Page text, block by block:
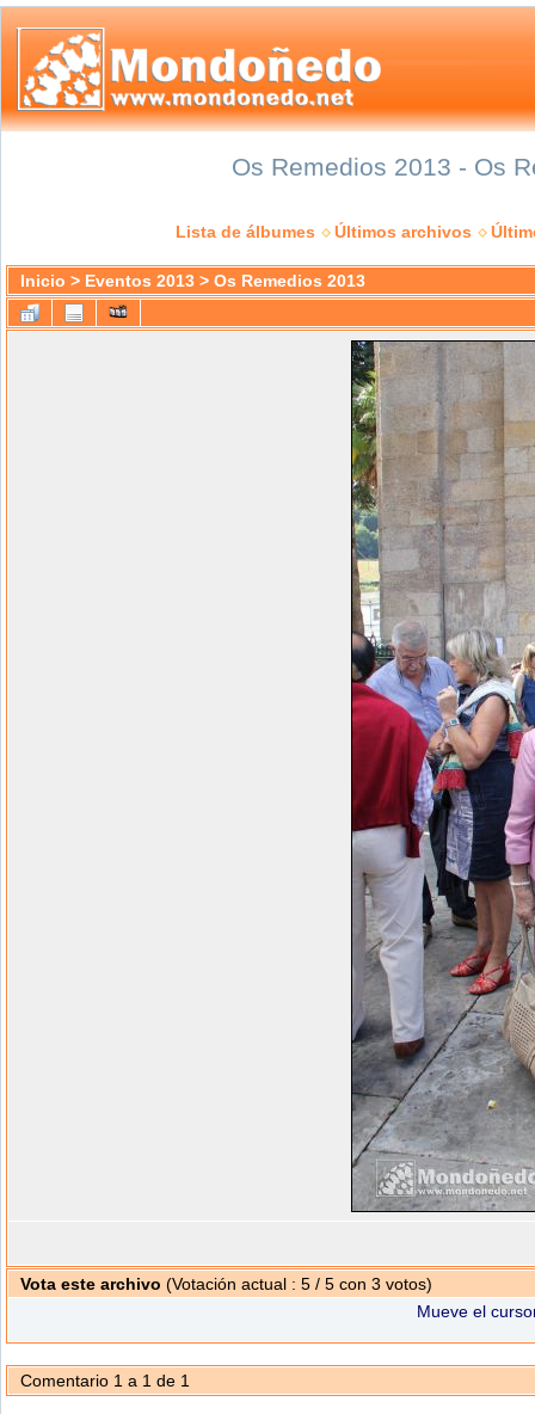
Os Remedios 2013 - Os
Lista de álbumes Últimos archivos
Inicio > Eventos 2013 > Os Remedios 2013
Vota este archivo (Votación actual : 5 / 5 con 3 votos)
Mueve el
Comentario 1 a 1 de 1